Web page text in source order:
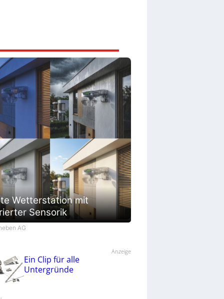
Wetterstation mit
Sensorik
AG
Anzeige
Ein Clip für alle
Untergründe